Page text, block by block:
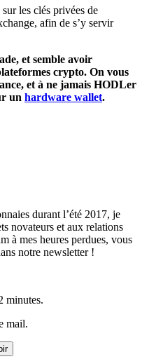
les clés privées de
afin de s’y servir
et semble avoir
crypto. On vous
et à ne jamais HODLer
un hardware wallet.
durant l’été 2017, je
novateurs et aux relations
à mes heures perdues, vous
notre newsletter !
minutes.
mail.